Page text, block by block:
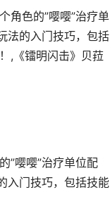
角色的”嘤嘤”治疗单
法的入门技巧，包括
,《镭明闪击》贝菈
”嘤嘤”治疗单位配
入门技巧，包括技能